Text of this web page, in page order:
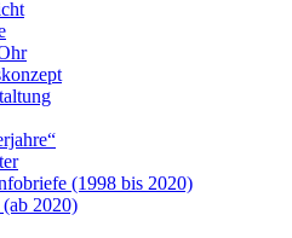
(1998 bis 2020)
2020)